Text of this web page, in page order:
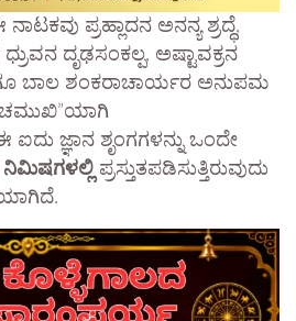
ನಾಟಕವು ಪ್ರಹ್ಲಾದನ ಅನನ್ಯ ಶ್ರದ್ಧೆ,
ದೃಢಸಂಕಲ್ಪ, ಅಷ್ಟಾವಕ್ರನ
ಬಾಲ ಶಂಕರಾಚಾರ್ಯರ ಅನುಪಮ
ಜ್ಞಾನ ಶೃಂಗಗಳನ್ನು ಒಂದೇ
ನಿಮಿಷಗಳಲ್ಲಿ ಪ್ರಸ್ತುತಪಡಿಸುತ್ತಿರುವುದು